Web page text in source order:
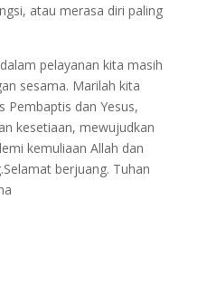
atau merasa diri paling
pelayanan kita masih
sesama. Marilah kita
Pembaptis dan Yesus,
kesetiaan, mewujudkan
kemuliaan Allah dan
berjuang. Tuhan